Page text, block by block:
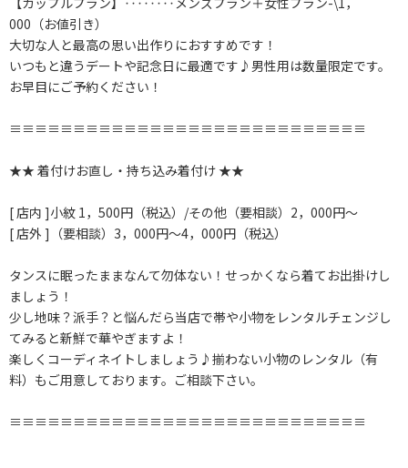
000（お値引き）
大切な人と最高の思い出作りにおすすめです！
いつもと違うデートや記念日に最適です♪男性用は数量限定です。
お早目にご予約ください！
≡≡≡≡≡≡≡≡≡≡≡≡≡≡≡≡≡≡≡≡≡≡≡≡≡≡≡≡
★★ 着付けお直し・持ち込み着付け ★★
[ 店内 ]小紋 1，500円（税込）/その他（要相談）2，000円～
[ 店外 ]（要相談）3，000円～4，000円（税込）
タンスに眠ったままなんて勿体ない！せっかくなら着てお出掛けし
ましょう！
少し地味？派手？と悩んだら当店で帯や小物をレンタルチェンジし
てみると新鮮で華やぎますよ！
楽しくコーディネイトしましょう♪揃わない小物のレンタル（有
料）もご用意しております。ご相談下さい。
≡≡≡≡≡≡≡≡≡≡≡≡≡≡≡≡≡≡≡≡≡≡≡≡≡≡≡≡